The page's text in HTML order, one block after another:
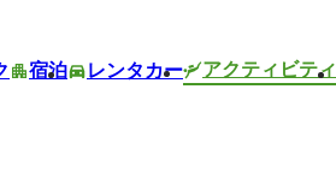
宿泊 レンタカー アクティビティ